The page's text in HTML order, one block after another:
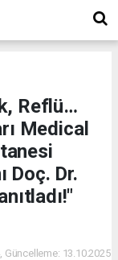
Reflü…
Medical
Doç. Dr.
Güncelleme: 13.10.2025